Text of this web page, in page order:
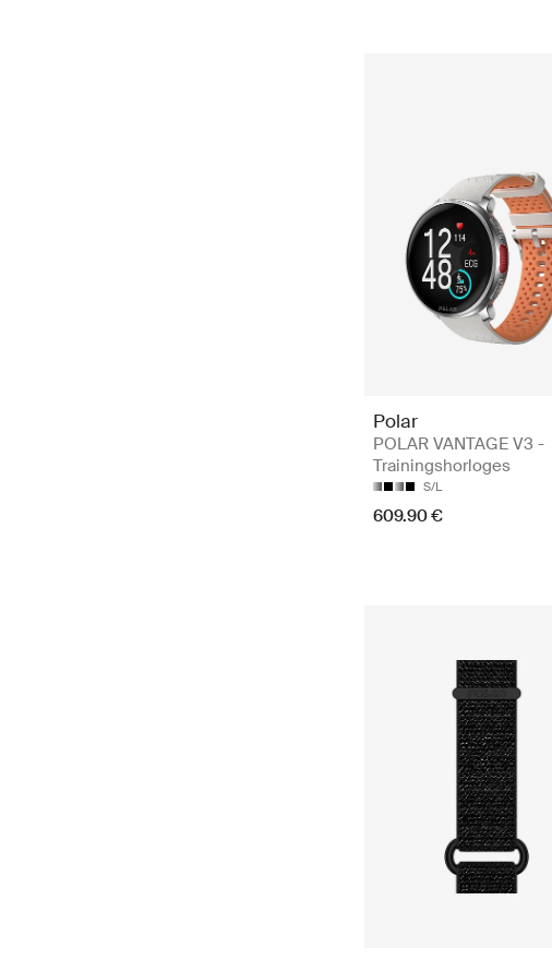
Polar
POLAR VANTAGE V3 -
Trainingshorloges
S/L
609.90 €